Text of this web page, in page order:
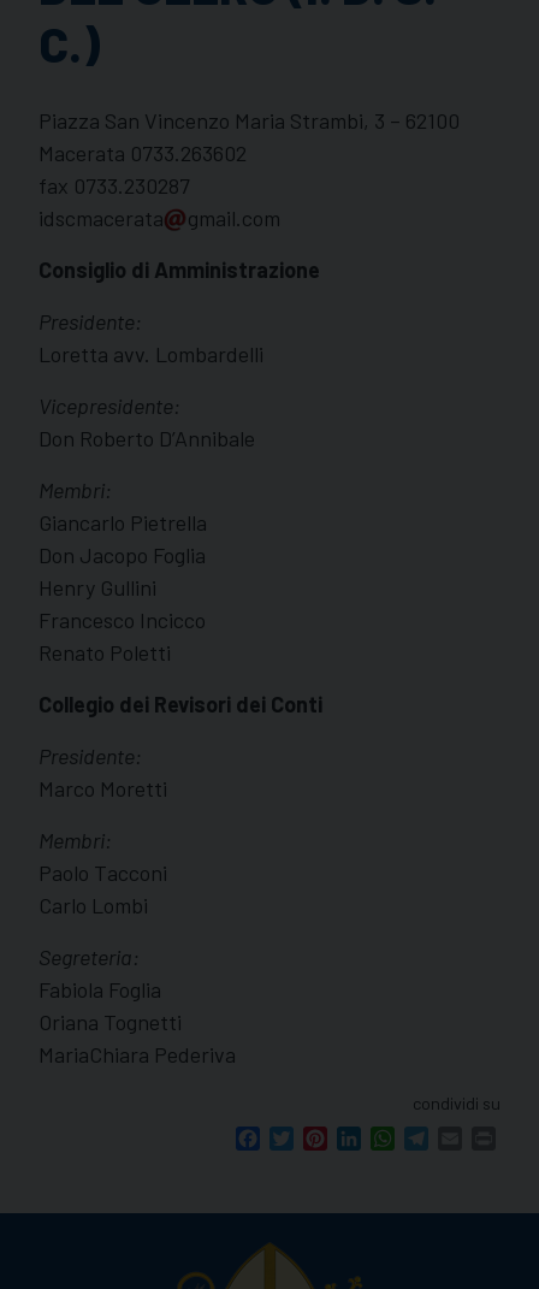
C.)
Piazza San Vincenzo Maria Strambi, 3 – 62100
Macerata 0733.263602
fax 0733.230287
idscmacerata
gmail.com
Consiglio di Amministrazione
Presidente:
Loretta avv. Lombardelli
Vicepresidente:
Don Roberto D’Annibale
Membri:
Giancarlo Pietrella
Don Jacopo Foglia
Henry Gullini
Francesco Incicco
Renato Poletti
Collegio dei Revisori dei Conti
Presidente:
Marco Moretti
Membri:
Paolo Tacconi
Carlo Lombi
Segreteria:
Fabiola Foglia
Oriana Tognetti
MariaChiara Pederiva
condividi su
FacebookTwitterPinterestLinkedInWhatsApp